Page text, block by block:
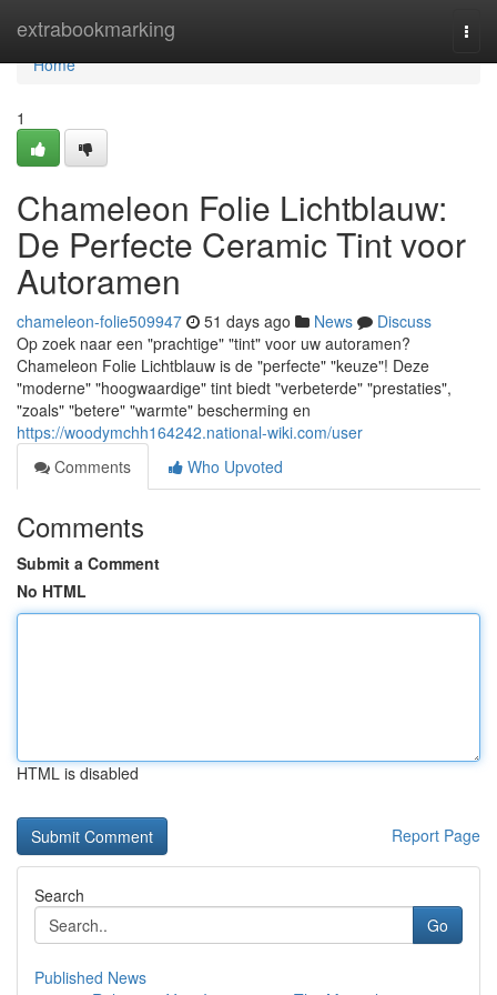
extrabookmarking
Home
Home
1
Chameleon Folie Lichtblauw:
De Perfecte Ceramic Tint voor
Autoramen
chameleon-folie509947 51 days ago News
Discuss
Op zoek naar een "prachtige" "tint" voor uw autoramen?
Chameleon Folie Lichtblauw is de "perfecte" "keuze"! Deze
"moderne" "hoogwaardige" tint biedt "verbeterde" "prestaties",
"zoals" "betere" "warmte" bescherming en
https://woodymchh164242.national-wiki.com/user
Comments
Who Upvoted
Comments
Submit a Comment
No HTML
HTML is disabled
Report Page
Search
Go
Published News